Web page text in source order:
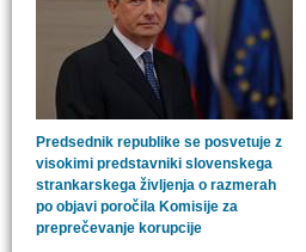
Predsednik republike se posvetuje z
visokimi predstavniki slovenskega
strankarskega življenja o razmerah
po objavi poročila Komisije za
preprečevanje korupcije